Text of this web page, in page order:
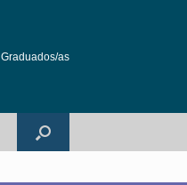
Graduados/as